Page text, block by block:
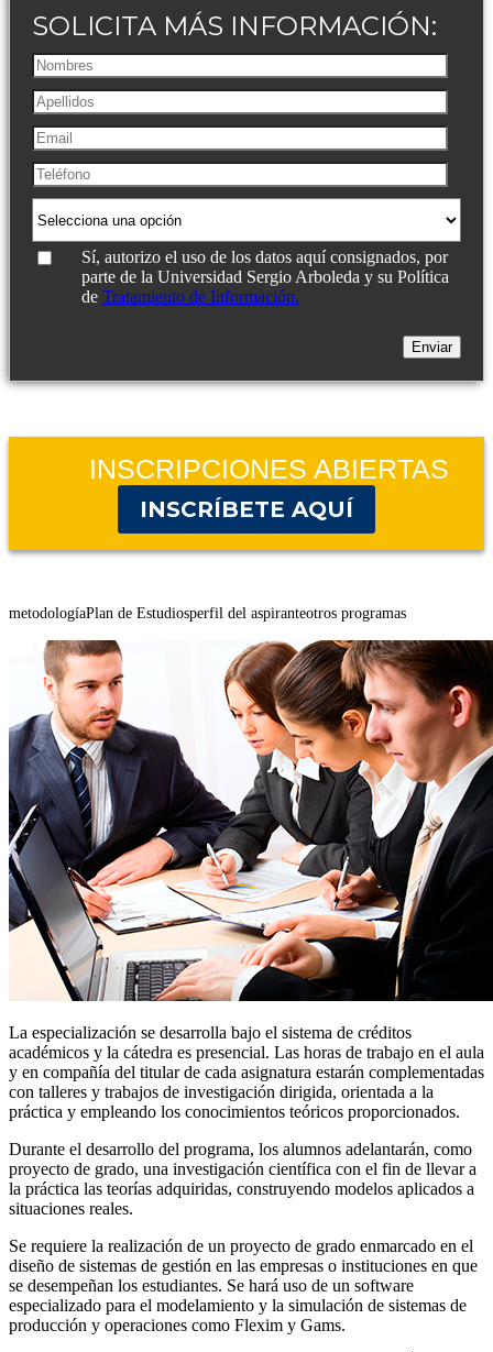
SOLICITA MÁS INFORMACIÓN:
Sí, autorizo el uso de los datos aquí consignados, por
parte de la Universidad Sergio Arboleda y su Política
de Tratamiento de Información.
INSCRIPCIONES ABIERTAS
INSCRÍBETE AQUÍ
metodologíaPlan de Estudiosperfil del aspiranteotros programas
La especialización se desarrolla bajo el sistema de créditos
académicos y la cátedra es presencial. Las horas de trabajo en el aula
y en compañía del titular de cada asignatura estarán complementadas
con talleres y trabajos de investigación dirigida, orientada a la
práctica y empleando los conocimientos teóricos proporcionados.
Durante el desarrollo del programa, los alumnos adelantarán, como
proyecto de grado, una investigación científica con el fin de llevar a
la práctica las teorías adquiridas, construyendo modelos aplicados a
situaciones reales.
Se requiere la realización de un proyecto de grado enmarcado en el
diseño de sistemas de gestión en las empresas o instituciones en que
se desempeñan los estudiantes. Se hará uso de un software
especializado para el modelamiento y la simulación de sistemas de
producción y operaciones como Flexim y Gams.